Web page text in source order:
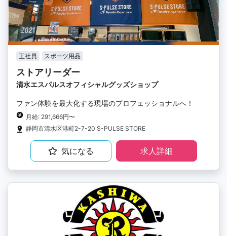
正社員 スポーツ用品
ストアリーダー
清水エスパルスオフィシャルグッズショップ
ファン体験を最大化する現場のプロフェッショナルへ！
月給: 291,666円〜
静岡市清水区港町2-7-20 S-PULSE STORE
気になる 求人詳細